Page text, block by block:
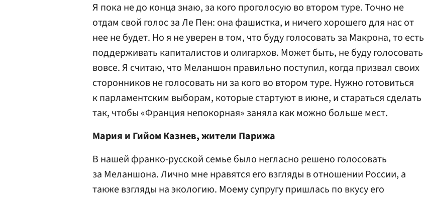
Я пока не до конца знаю, за кого проголосую во втором туре. Точно не
отдам свой голос за Ле Пен: она фашистка, и ничего хорошего для нас от
нее не будет. Но я не уверен в том, что буду голосовать за Макрона, то есть
поддерживать капиталистов и олигархов. Может быть, не буду голосовать
вовсе. Я считаю, что Меланшон правильно поступил, когда призвал своих
сторонников не голосовать ни за кого во втором туре. Нужно готовиться
к парламентским выборам, которые стартуют в июне, и стараться сделать
так, чтобы «Франция непокорная» заняла как можно больше мест.
Мария и Гийом Казнев, жители Парижа
В нашей франко-русской семье было негласно решено голосовать
за Меланшона. Лично мне нравятся его взгляды в отношении России, а
также взгляды на экологию. Моему супругу пришлась по вкусу его